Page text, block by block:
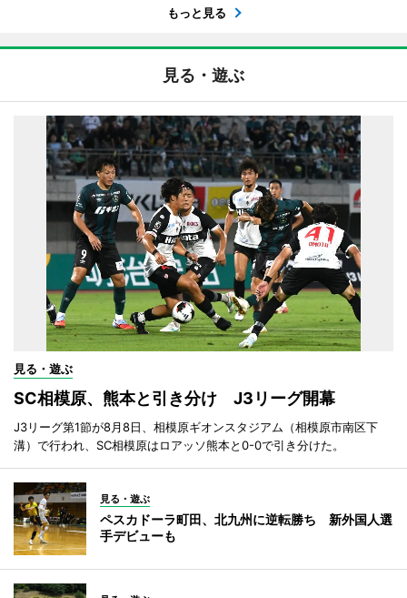
もっと見る
見る・遊ぶ
見る・遊ぶ
SC相模原、熊本と引き分け J3リーグ開幕
J3リーグ第1節が8月8日、相模原ギオンスタジアム（相模原市南区下
溝）で行われ、SC相模原はロアッソ熊本と0-0で引き分けた。
見る・遊ぶ
ペスカドーラ町田、北九州に逆転勝ち 新外国人選
手デビューも